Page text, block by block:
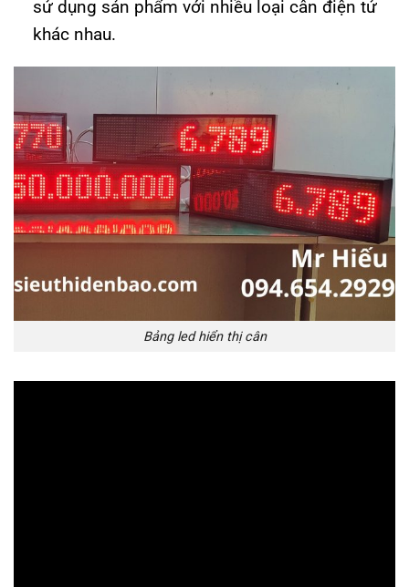
sử dụng sản phẩm với nhiều loại cân điện tử
khác nhau.
Bảng led hiển thị cân